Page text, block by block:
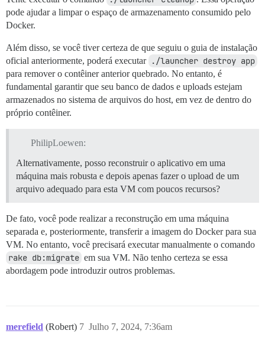
pode ajudar a limpar o espaço de armazenamento consumido pelo
Docker.
Além disso, se você tiver certeza de que seguiu o guia de instalação
oficial anteriormente, poderá executar ./launcher destroy app
para remover o contêiner anterior quebrado. No entanto, é
fundamental garantir que seu banco de dados e uploads estejam
armazenados no sistema de arquivos do host, em vez de dentro do
próprio contêiner.
PhilipLoewen:
Alternativamente, posso reconstruir o aplicativo em uma
máquina mais robusta e depois apenas fazer o upload de um
arquivo adequado para esta VM com poucos recursos?
De fato, você pode realizar a reconstrução em uma máquina
separada e, posteriormente, transferir a imagem do Docker para sua
VM. No entanto, você precisará executar manualmente o comando
rake db:migrate em sua VM. Não tenho certeza se essa
abordagem pode introduzir outros problemas.
merefield (Robert) Julho 7, 2024, 7:36am
7